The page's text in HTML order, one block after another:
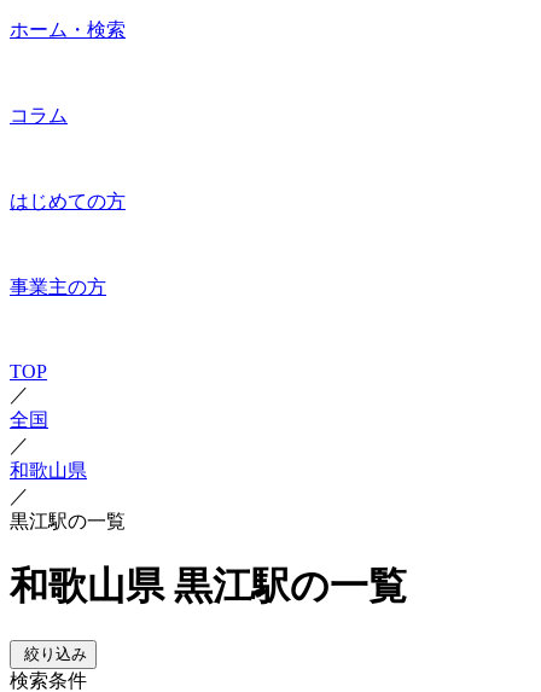
ホーム・検索
コラム
はじめての方
事業主の方
TOP
／
全国
／
和歌山県
／
黒江駅の一覧
和歌山県 黒江駅の一覧
絞り込み
検索条件